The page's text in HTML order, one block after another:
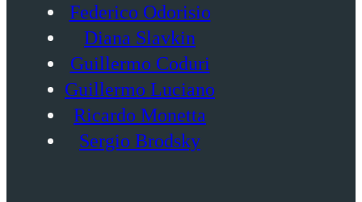
Federico Odorisio
Diana Slavkin
Guillermo Coduri
Guillermo Luciano
Ricardo Monetta
Sergio Brodsky